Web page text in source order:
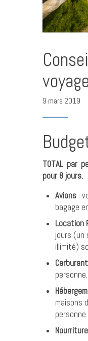
E
9 mars 2019
TOTAL par
pour 8 jours.
Avions:
bagage
Location
jours (un
illimité)
personne.
maisons
personne.
Nourriture